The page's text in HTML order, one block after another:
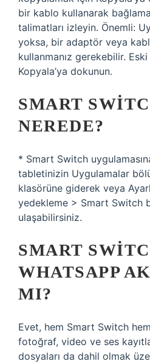
bir kablo kullanarak
talimatları izleyin. Önemli:
yoksa, bir adaptör veya
kullanmanız gerekebilir. Eski
Kopyala’ya dokunun.
SMART
NEREDE?
* Smart Switch
tabletinizin Uygulamalar
klasörüne giderek veya
yedekleme > Smart Switch
ulaşabilirsiniz.
SMART
WHATSAPP
MI?
Evet, hem Smart Switch
fotoğraf, video ve ses
dosyaları da dahil olmak